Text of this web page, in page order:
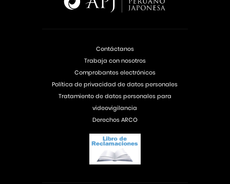
Contáctanos
Trabaja con nosotros
Comprobantes electrónicos
Política de privacidad de datos personales
Tratamiento de datos personales para
videovigilancia
Derechos ARCO